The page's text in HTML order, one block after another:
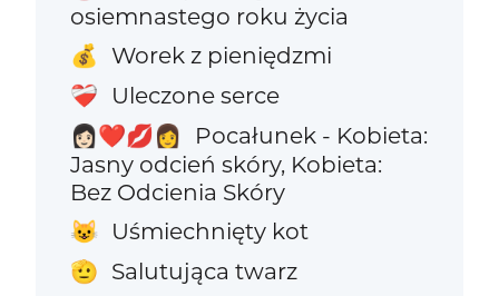
osiemnastego roku życia
💰 Worek z pieniędzmi
❤️‍🩹 Uleczone serce
👩🏻‍❤️‍💋‍👩
Pocałunek - Kobieta:
Jasny odcień skóry, Kobieta:
Bez Odcienia Skóry
😺 Uśmiechnięty kot
🫡 Salutująca twarz